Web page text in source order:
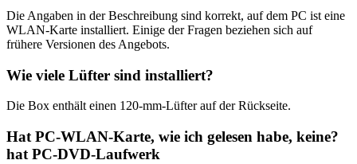
Die Angaben in der Beschreibung sind korrekt, auf dem PC ist eine
WLAN-Karte installiert. Einige der Fragen beziehen sich auf
frühere Versionen des Angebots.
Wie viele Lüfter sind installiert?
Die Box enthält einen 120-mm-Lüfter auf der Rückseite.
Hat PC-WLAN-Karte, wie ich gelesen habe, keine?
hat PC-DVD-Laufwerk